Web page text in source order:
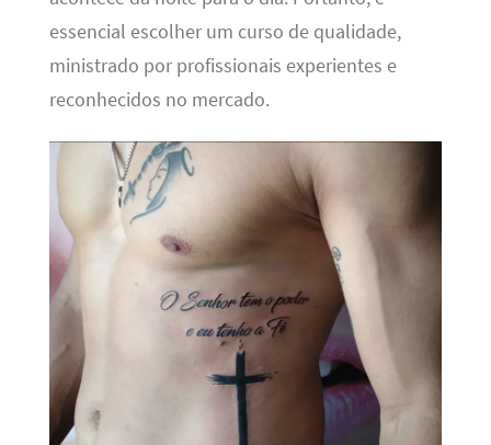
essencial escolher um curso de qualidade,
ministrado por profissionais experientes e
reconhecidos no mercado.